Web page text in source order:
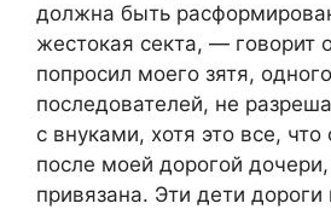
должна быть
жестокая секта, — говорит
попросил моего зятя,
последователей, не
с внуками, хотя это все,
после моей дорогой
привязана. Эти дети